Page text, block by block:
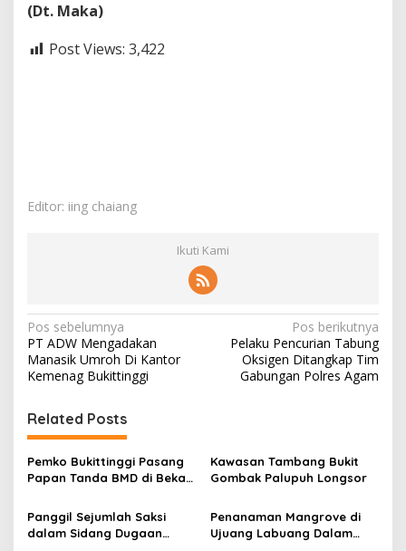
(Dt. Maka)
Post Views: 3,422
Editor: iing chaiang
Ikuti Kami
N
a
v
i
g
a
s
i
p
Pos sebelumnya
PT ADW Mengadakan
Manasik Umroh Di Kantor
Kemenag Bukittinggi
Pos berikutnya
Pelaku Pencurian Tabung
Oksigen Ditangkap Tim
Gabungan Polres Agam
Related Posts
Pemko Bukittinggi Pasang
Papan Tanda BMD di Bekas
Kawasan Tambang Bukit
Gombak Palupuh Longsor
Panggil Sejumlah Saksi
dalam Sidang Dugaan
Penanaman Mangrove di
Ujuang Labuang Dalam